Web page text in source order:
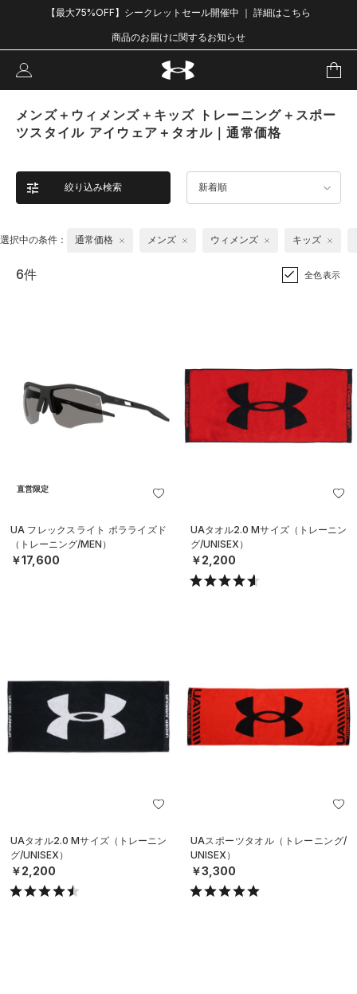
【最大75%OFF】シークレットセール開催中 ｜ 詳細はこちら
商品のお届けに関するお知らせ
メンズ＋ウィメンズ＋キッズ トレーニング＋スポー
ツスタイル アイウェア＋タオル｜通常価格
絞り込み検索 新着順
選択中の条件： 通常価格 メンズ ウィメンズ キッズ
6件 全色表示
直営限定
UA フレックスライト ポラライズド
（トレーニング/MEN）
￥17,600
UAタオル2.0 Mサイズ（トレーニン
グ/UNISEX）
￥2,200
UAタオル2.0 Mサイズ（トレーニン
グ/UNISEX）
￥2,200
UAスポーツタオル（トレーニング/
UNISEX）
￥3,300